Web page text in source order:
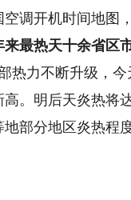
调开机时间地图
来最热天十余省区
力不断升级，今
。明后天炎热将
部分地区炎热程